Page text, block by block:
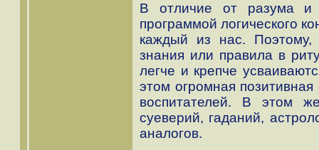
В отличие от разума и
программой логического
каждый из нас. Поэтому,
знания или правила в
легче и крепче
этом огромная позитивная
воспитателей. В этом
суеверий, гаданий,
аналогов.